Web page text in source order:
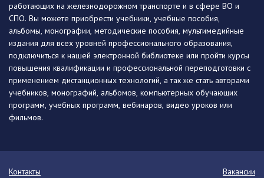
работающих на железнодорожном транспорте и в сфере ВО и
СПО. Вы можете приобрести учебники, учебные пособия,
альбомы, монографии, методические пособия, мультимедийные
издания для всех уровней профессионального образования,
подключиться к нашей электронной библиотеке или пройти курсы
повышения квалификации и профессиональной переподготовки с
применением дистанционных технологий, а так же стать авторами
учебников, монографий, альбомов, компьютерных обучающих
программ, учебных программ, вебинаров, видео уроков или
фильмов.
Контакты
Вакансии